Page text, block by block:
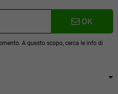
OK
A questo scopo, cerca le info di